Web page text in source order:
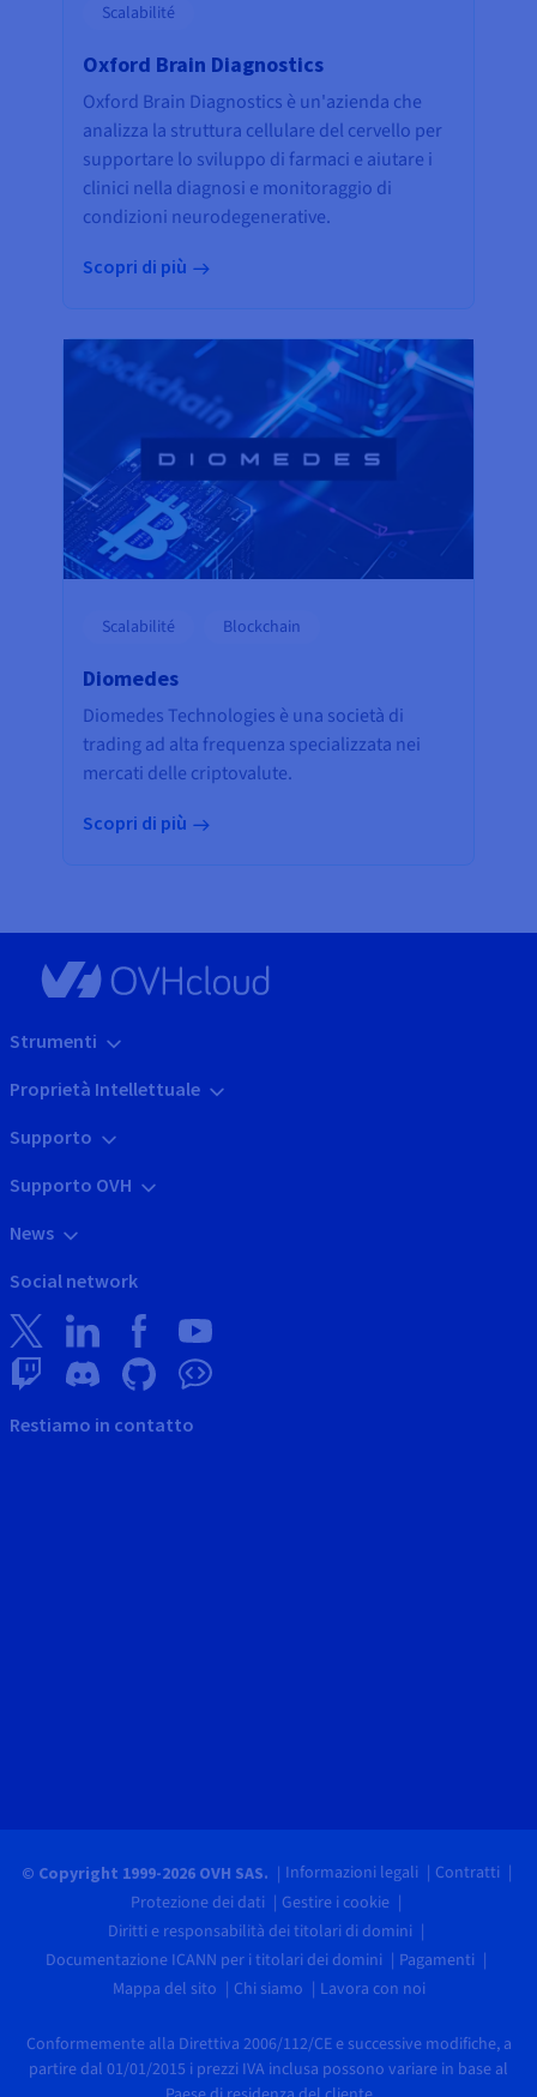
Scalabilité
Oxford Brain Diagnostics
Oxford Brain Diagnostics è un'azienda che
analizza la struttura cellulare del cervello per
supportare lo sviluppo di farmaci e aiutare i
clinici nella diagnosi e monitoraggio di
condizioni neurodegenerative.
Scopri di più
Scalabilité Blockchain
Diomedes
Diomedes Technologies è una società di
trading ad alta frequenza specializzata nei
mercati delle criptovalute.
Scopri di più
Strumenti
Proprietà Intellettuale
Supporto
Supporto OVH
News
Social network
Restiamo in contatto
© Copyright 1999-2026 OVH SAS. Informazioni legali
Contratti
Protezione dei dati
Gestire i cookie
Diritti e responsabilità dei titolari di domini
Documentazione ICANN per i titolari dei domini
Pagamenti
Mappa del sito
Chi siamo Lavora con noi
Conformemente alla Direttiva 2006/112/CE e successive modifiche, a
partire dal 01/01/2015 i prezzi IVA inclusa possono variare in base al